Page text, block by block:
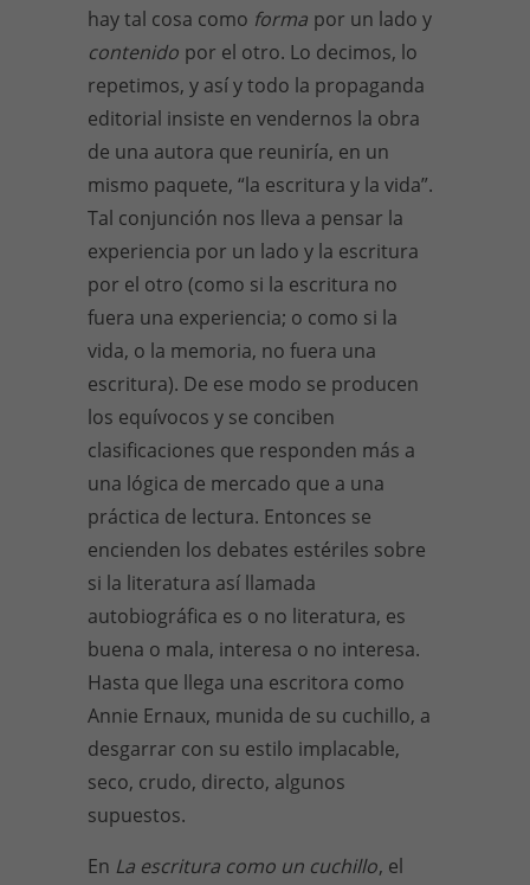
hay tal cosa como forma por un lado y
contenido por el otro. Lo decimos, lo
repetimos, y así y todo la propaganda
editorial insiste en vendernos la obra
de una autora que reuniría, en un
mismo paquete, “la escritura y la vida”.
Tal conjunción nos lleva a pensar la
experiencia por un lado y la escritura
por el otro (como si la escritura no
fuera una experiencia; o como si la
vida, o la memoria, no fuera una
escritura). De ese modo se producen
los equívocos y se conciben
clasificaciones que responden más a
una lógica de mercado que a una
práctica de lectura. Entonces se
encienden los debates estériles sobre
si la literatura así llamada
autobiográfica es o no literatura, es
buena o mala, interesa o no interesa.
Hasta que llega una escritora como
Annie Ernaux, munida de su cuchillo, a
desgarrar con su estilo implacable,
seco, crudo, directo, algunos
supuestos.
En La escritura como un cuchillo, el